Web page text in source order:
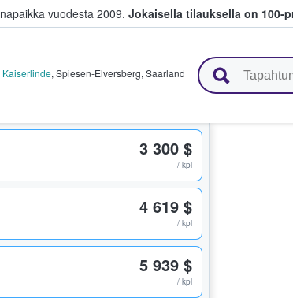
vuodesta 2009. Jokaisella tilauksella on 100-
myyvät lippuja
, Spiesen-Elversberg, Saarland
3 300 $
/ kpl
4 619 $
/ kpl
5 939 $
/ kpl